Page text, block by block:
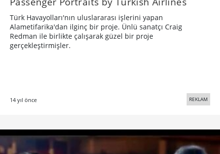
Türk Havayolları'nın uluslararası işlerini yapan
Alametifarika'dan ilginç bir proje. Ünlü sanatçı Craig
Redman ile birlikte çalışarak güzel bir proje
gerçekleştirmişler.
14 yıl önce REKLAM